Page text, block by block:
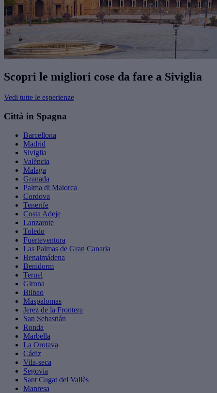
Scopri le migliori cose da fare a Siviglia
Vedi tutte le esperienze
Città in Spagna
Barcellona
Madrid
Siviglia
València
Malaga
Granada
Palma di Maiorca
Cordova
Tenerife
Costa Adeje
Lanzarote
Toledo
Fuerteventura
Las Palmas de Gran Canaria
Benalmádena
Benidorm
Teruel
Girona
Bilbao
Maspalomas
Jerez de la Frontera
San Sebastián
Ronda
Marbella
La Orotava
Cádiz
Vila-seca
Segovia
Sant Cugat del Vallès
Manresa